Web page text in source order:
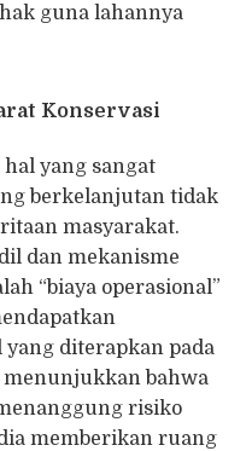
guna lahannya
Konservasi
yang sangat
berkelanjutan tidak
masyarakat.
dan mekanisme
“biaya operasional”
yang diterapkan pada
menunjukkan bahwa
risiko
memberikan ruang